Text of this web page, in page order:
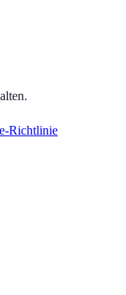
Richtlinie